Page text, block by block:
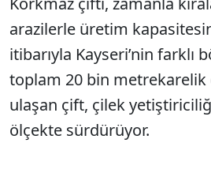
arazilerle üretim kapasitesini
itibarıyla Kayseri’nin farklı
toplam 20 bin metrekarelik
ulaşan çift, çilek
ölçekte sürdürüyor.